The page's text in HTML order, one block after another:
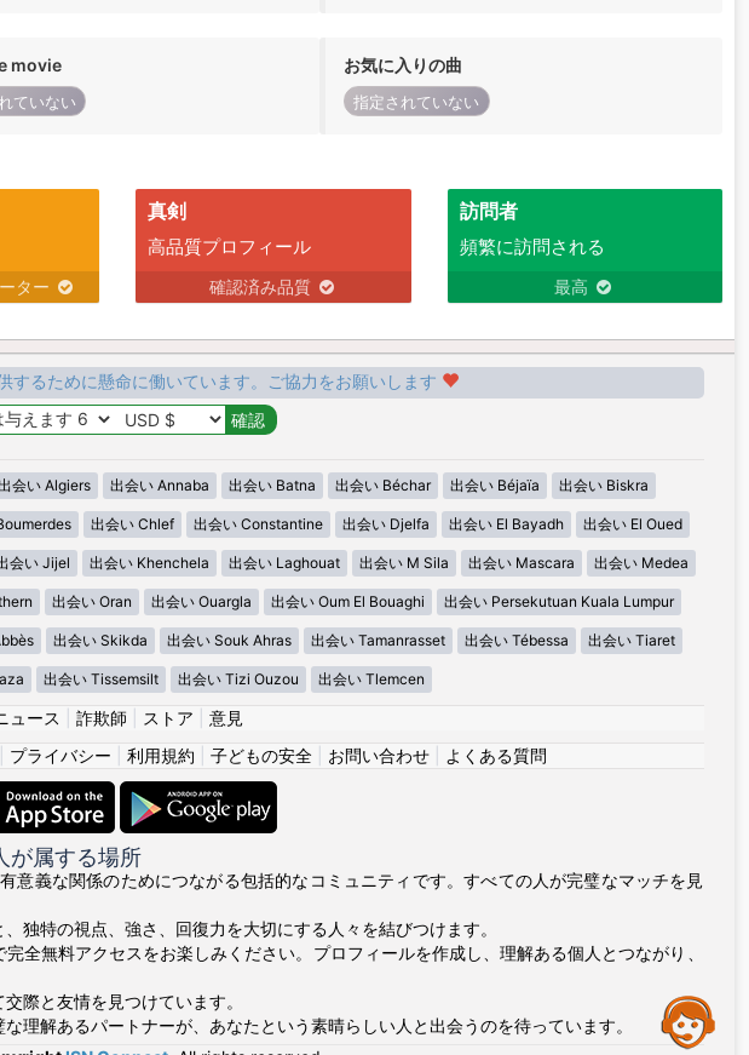
movie
ていない
お気に入りの曲
指定されていない
ター
真剣
高品質プロフィール
確認済み品質
訪問者
頻繁に訪問される
最高
するために懸命に働いています。ご協力をお願いします
会い Algiers 出会い Annaba 出会い Batna 出会い Béchar 出会い Béjaïa 出会い Biskra
出会い Chlef 出会い Constantine 出会い Djelfa 出会い El Bayadh 出会い El Oued
会い Jijel 出会い Khenchela 出会い Laghouat 出会い M Sila 出会い Mascara 出会い Medea
出会い Oran 出会い Ouargla 出会い Oum El Bouaghi 出会い Persekutuan Kuala Lumpur
出会い Skikda 出会い Souk Ahras 出会い Tamanrasset 出会い Tébessa 出会い Tiaret
出会い Tissemsilt 出会い Tizi Ouzou 出会い Tlemcen
ュース 詐欺師 ストア
意見
プライバシー 利用規約 子どもの安全| お問い合わせ| よくある質問
が属する場所
義な関係のためにつながる包括的なコミュニティです。すべての人が完璧なマッチを見
独特の視点、強さ、回復力を大切にする人々を結びつけます。
全無料アクセスをお楽しみください。プロフィールを作成し、理解ある個人とつながり、
際と友情を見つけています。
理解あるパートナーが、あなたという素晴らしい人と出会うのを待っています。